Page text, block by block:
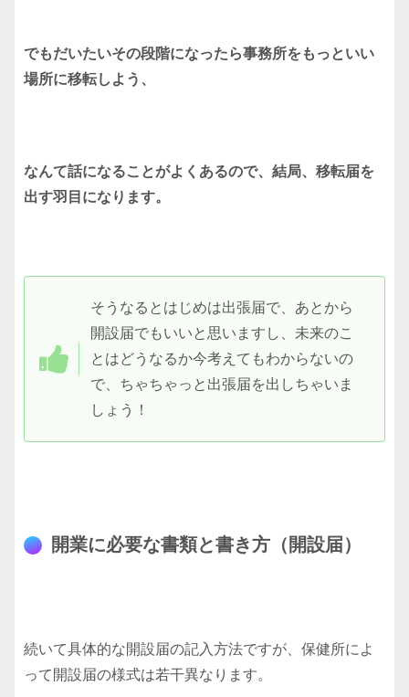
でもだいたいその段階になったら事務所をもっといい
場所に移転しよう、
なんて話になることがよくあるので、結局、移転届を
出す羽目になります。
そうなるとはじめは出張届で、あとから
開設届でもいいと思いますし、未来のこ
とはどうなるか今考えてもわからないの
で、ちゃちゃっと出張届を出しちゃいま
しょう！
開業に必要な書類と書き方（開設届）
続いて具体的な開設届の記入方法ですが、保健所によ
って開設届の様式は若干異なります。